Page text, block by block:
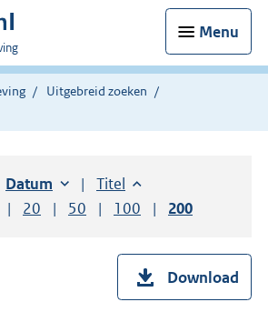
Menu
Uitgebreid zoeken
Sorteer op:
Datum oplopendSorteer op:
Titel oplopend
resultaten per pagina
Toon
20 resultaten per pagina
Toon
50 resultaten per pagina
Toon
100 resultaten per
Toon
200
Download